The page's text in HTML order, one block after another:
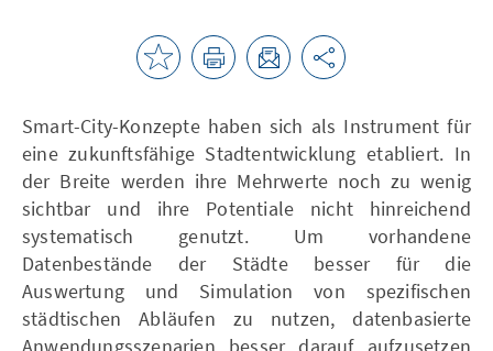
Smart-City-Konzepte haben sich als Instrument für
eine zukunftsfähige Stadtentwicklung etabliert. In
der Breite werden ihre Mehrwerte noch zu wenig
sichtbar und ihre Potentiale nicht hinreichend
systematisch genutzt. Um vorhandene
Datenbestände der Städte besser für die
Auswertung und Simulation von spezifischen
städtischen Abläufen zu nutzen, datenbasierte
Anwendungsszenarien besser darauf aufzusetzen